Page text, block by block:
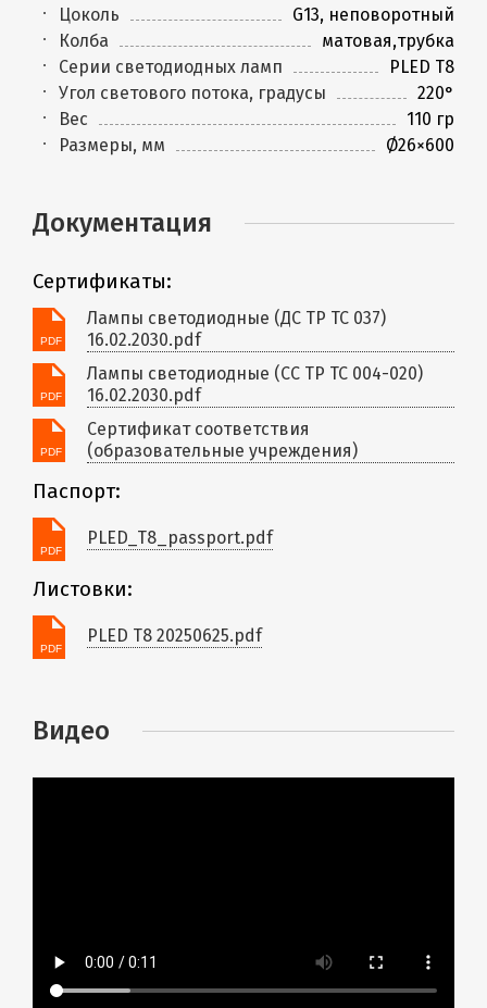
Цоколь
G13, неповоротный
Колба
матовая,трубка
Серии светодиодных ламп
PLED T8
Угол светового потока, градусы
220°
Вес
110 гр
Размеры, мм
Ø26×600
Документация
Сертификаты:
Лампы светодиодные (ДС ТР ТС 037)
16.02.2030.pdf
Лампы светодиодные (СС ТР ТС 004-020)
16.02.2030.pdf
Сертификат соответствия
(образовательные учреждения)
Паспорт:
PLED_T8_passport.pdf
Листовки:
PLED T8 20250625.pdf
Видео